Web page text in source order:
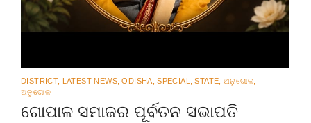
DISTRICT, LATEST NEWS, ODISHA, SPECIAL, STATE, ଅନୁଗୋଳ,
ଅନୁଗୋଳ
ଗୋପାଳ ସମାଜର ପୂର୍ବତନ ସଭାପତି